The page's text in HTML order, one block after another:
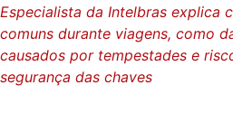
Especialista da Intelbras explica
comuns durante viagens, como
causados por tempestades e
segurança das chaves